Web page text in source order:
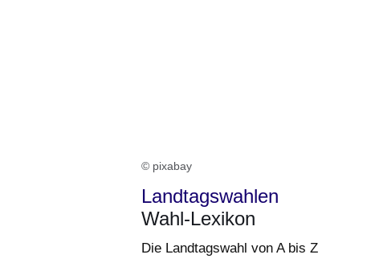
© pixabay
Landtagswahlen
Wahl-Lexikon
Die Landtagswahl von A bis Z